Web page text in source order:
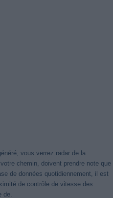
vous verrez radar de la
chemin, doivent prendre note que
de données quotidiennement, il est
de contrôle de vitesse des
de.
Fermer cet avis